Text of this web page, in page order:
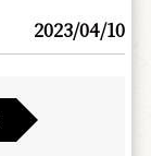
2023/04/10